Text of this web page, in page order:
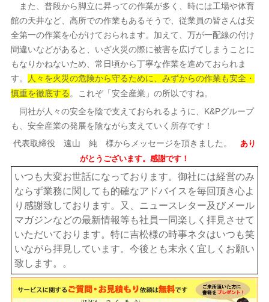
また、普段から脚立に昇っての作業が多く、時には工場や体育
館の天井など、高所での作業もあるそうで、従業員の皆さんは安
全第一の作業を心がけておられます。加えて、万が一配線の付け
間違いなどがあると、いざ火災の際に被害を広げてしまうことに
もなりかねないため、常日頃から丁寧な作業を進めておられま
す。
人々を火災の危険から守るために、みずからの作業も安全・
慎重を徹底する 。これぞ「安全産業」の所以ですね。
同社が人々の安全を陰で支えておられるように、K&Pグループ
も、安全産業の発展を陰ながら支えていく所存です！
代表取締役 遠山 純 様からメッセージを頂きました。 あり
がとうございます。感謝です！
いつも大変お世話になっております。御社には経営のみ
ならず業務に関しても的確なアドバイスを毎回頂き心よ
り感謝致しております。又、ニュースレター及びメール
マガジンなどの最新情報等も社員一同楽しく拝見させて
いただいております。特に吉松様の時事ネタはいつも笑
いながら拝見しています。今後とも末永く宜しくお願い
致します。。